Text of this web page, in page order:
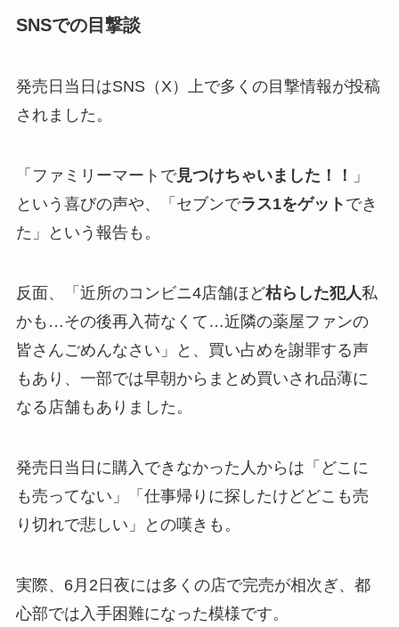
SNSでの目撃談
発売日当日はSNS（X）上で多くの目撃情報が投稿
されました。
「ファミリーマートで見つけちゃいました！！
」
という喜びの声や、「セブンでラス1をゲット でき
た」という報告も。
反面、「近所のコンビニ4店舗ほど枯らした犯人私
かも…その後再入荷なくて…近隣の薬屋ファンの
皆さんごめんなさい」と、買い占めを謝罪する声
もあり、一部では早朝からまとめ買いされ品薄に
なる店舗もありました。
発売日当日に購入できなかった人からは「どこに
も売ってない」「仕事帰りに探したけどどこも売
り切れで悲しい」との嘆きも。
実際、6月2日夜には多くの店で完売が相次ぎ、都
心部では入手困難になった模様です。